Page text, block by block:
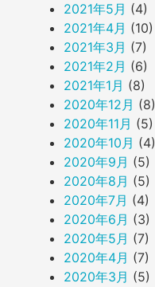
2021年5月 (4)
2021年4月 (10)
2021年3月 (7)
2021年2月 (6)
2021年1月 (8)
2020年12月 (8)
2020年11月 (5)
2020年10月 (4)
2020年9月 (5)
2020年8月 (5)
2020年7月 (4)
2020年6月 (3)
2020年5月 (7)
2020年4月 (7)
2020年3月 (5)